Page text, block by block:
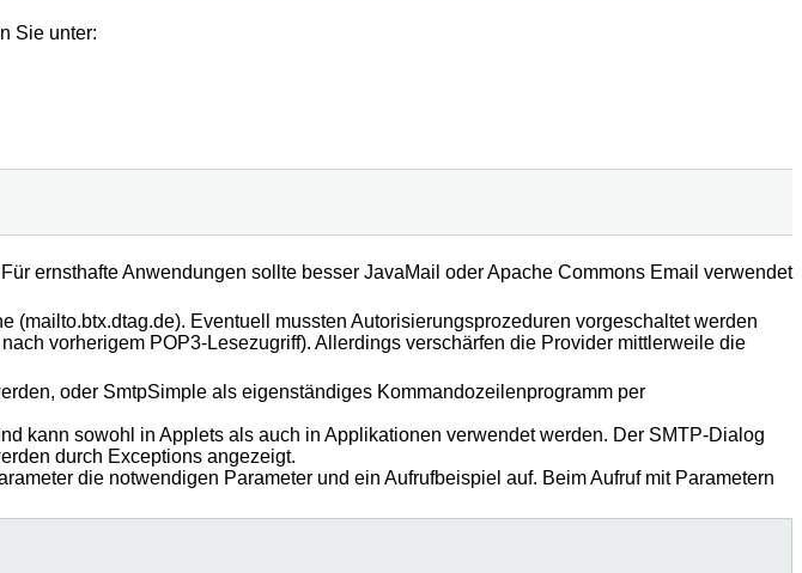
Sie unter:
ernsthafte Anwendungen sollte besser JavaMail oder Apache Commons Email verwendet
(mailto.btx.dtag.de). Eventuell mussten Autorisierungsprozeduren vorgeschaltet werden
vorherigem POP3-Lesezugriff). Allerdings verschärfen die Provider mittlerweile die
oder SmtpSimple als eigenständiges Kommandozeilenprogramm per
kann sowohl in Applets als auch in Applikationen verwendet werden. Der SMTP-Dialog
durch Exceptions angezeigt.
die notwendigen Parameter und ein Aufrufbeispiel auf. Beim Aufruf mit Parametern